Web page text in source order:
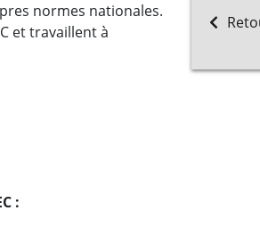
normes nationales.
et travaillent à
: